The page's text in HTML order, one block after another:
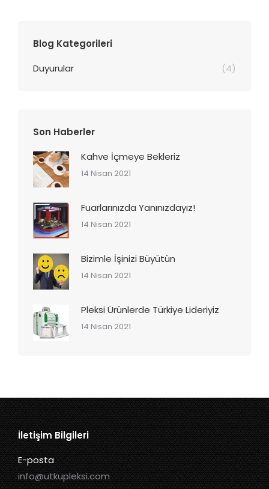
Blog Kategorileri
Duyurular
(4)
Son Haberler
Kahve İçmeye Bekleriz
14 Nisan 2021
Fuarlarınızda Yanınızdayız!
14 Nisan 2021
Bizimle İşinizi Büyütün
14 Nisan 2021
Pleksi Ürünlerde Türkiye Lideriyiz
14 Nisan 2021
İletişim Bilgileri
E-posta
info@utkupleksi.com